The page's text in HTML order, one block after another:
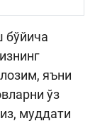
бўйича
яъни
ўз
муддати